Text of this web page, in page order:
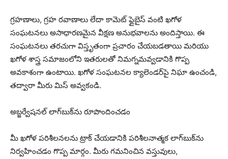
గ్రహణాలు, గ్రహ రవాణాలు లేదా కామెట్ ఫ్లైబైస్ వంటి ఖగోళ
సంఘటనలు అసాధారణమైన వీక్షణ అనుభవాలను అందిస్తాయి. ఈ
సంఘటనలు తరచుగా విస్తృతంగా ప్రచారం చేయబడతాయి మరియు
ఖగోళ శాస్త్ర సమాజంలోని ఇతరులతో నిమగ్నమవ్వడానికి గొప్ప
అవకాశంగా ఉంటాయి. ఖగోళ సంఘటనల క్యాలెండర్‌పై నిఘా ఉంచండి,
తద్వారా మీరు మిస్ అవ్వకండి.
అబ్జర్వేషనల్ లాగ్‌బుక్‌ను రూపొందించడం
మీ ఖగోళ పరిశీలనలను ట్రాక్ చేయడానికి పరిశీలనాత్మక లాగ్‌బుక్‌ను
నిర్వహించడం గొప్ప మార్గం. మీరు గమనించిన వస్తువులు,